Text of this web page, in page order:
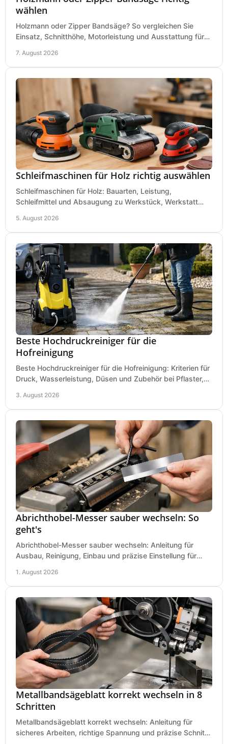
wählen
Holzmann oder Zipper Bandsäge? So vergleichen Sie
Einsatz, Schnitthöhe, Motorleistung und Ausstattung für
7. August 2026
Schleifmaschinen für Holz richtig auswählen
Schleifmaschinen für Holz: Bauarten, Leistung,
Schleifmittel und Absaugung zu Werkstück, Werkstatt
5. August 2026
Beste Hochdruckreiniger für die
Hofreinigung
Beste Hochdruckreiniger für die Hofreinigung: Kriterien für
Druck, Wasserleistung, Düsen und Zubehör bei Pflaster,
3. August 2026
Abrichthobel-Messer sauber wechseln: So
geht's
Abrichthobel-Messer sauber wechseln: Anleitung für
Ausbau, Reinigung, Einbau und präzise Einstellung für
1. August 2026
Metallbandsägeblatt korrekt wechseln in 8
Schritten
Metallbandsägeblatt korrekt wechseln: Anleitung für
sicheres Arbeiten, richtige Spannung und präzise Schnitte